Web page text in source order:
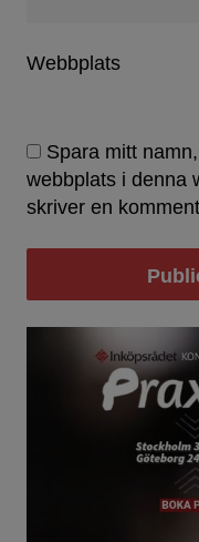
Webbplats
Spara mitt
webbplats i denna
skriver en